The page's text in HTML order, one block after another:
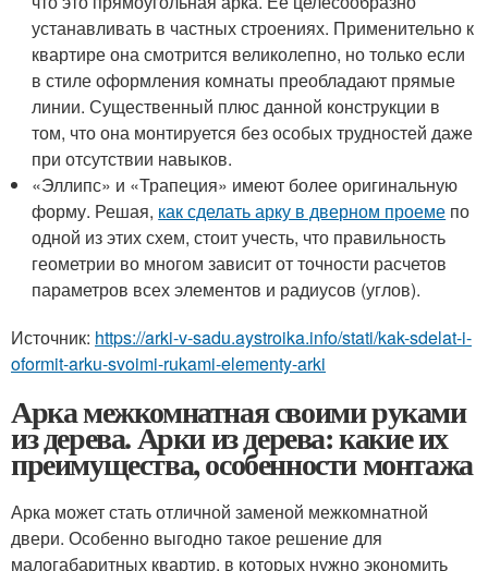
устанавливать в частных строениях. Применительно к
квартире она смотрится великолепно, но только если
в стиле оформления комнаты преобладают прямые
линии. Существенный плюс данной конструкции в
том, что она монтируется без особых трудностей даже
при отсутствии навыков.
«Эллипс» и «Трапеция» имеют более оригинальную
форму. Решая, как сделать арку в дверном проеме по
одной из этих схем, стоит учесть, что правильность
геометрии во многом зависит от точности расчетов
параметров всех элементов и радиусов (углов).
Источник: https://arki-v-sadu.aystroika.info/stati/kak-sdelat-i-
oformit-arku-svoimi-rukami-elementy-arki
Арка межкомнатная своими руками
из дерева. Арки из дерева: какие их
преимущества, особенности монтажа
Арка может стать отличной заменой межкомнатной
двери. Особенно выгодно такое решение для
малогабаритных квартир, в которых нужно экономить